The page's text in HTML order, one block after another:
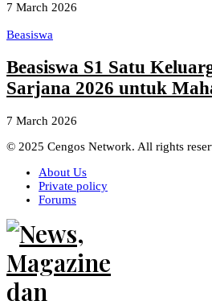
7 March 2026
Beasiswa
Beasiswa S1 Satu
Sarjana 2026 untuk
7 March 2026
© 2025 Cengos Network. All rights
About Us
Private policy
Forums